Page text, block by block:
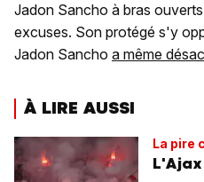
Jadon Sancho à bras
excuses. Son protégé s'y
Jadon Sancho a même
À LIRE AUSSI
La pire